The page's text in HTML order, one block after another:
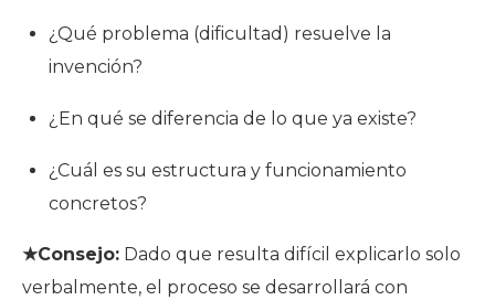
¿Qué problema (dificultad) resuelve la
invención?
¿En qué se diferencia de lo que ya existe?
¿Cuál es su estructura y funcionamiento
concretos?
★Consejo: Dado que resulta difícil explicarlo solo
verbalmente, el proceso se desarrollará con